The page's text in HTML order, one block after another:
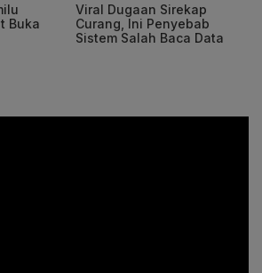
Buka
Viral Dugaan Sirekap
Curang, Ini Penyebab
Sistem Salah Baca Data